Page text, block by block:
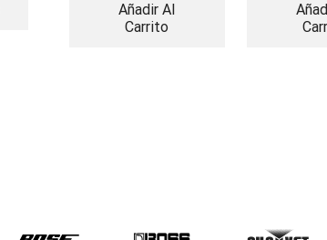
Añadir Al
Carrito